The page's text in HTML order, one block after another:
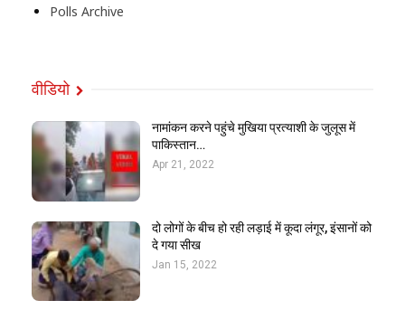
Polls Archive
वीडियो
नामांकन करने पहुंचे मुखिया प्रत्याशी के जुलूस में
पाकिस्तान…
Apr 21, 2022
दो लोगों के बीच हो रही लड़ाई में कूदा लंगूर, इंसानों को
दे गया सीख
Jan 15, 2022